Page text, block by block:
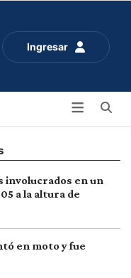
Ingresar
involucrados en un
a la altura de
en moto y fue